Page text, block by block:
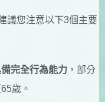
議您注意以下3個主要
完全行為能力 ，部分
歲。